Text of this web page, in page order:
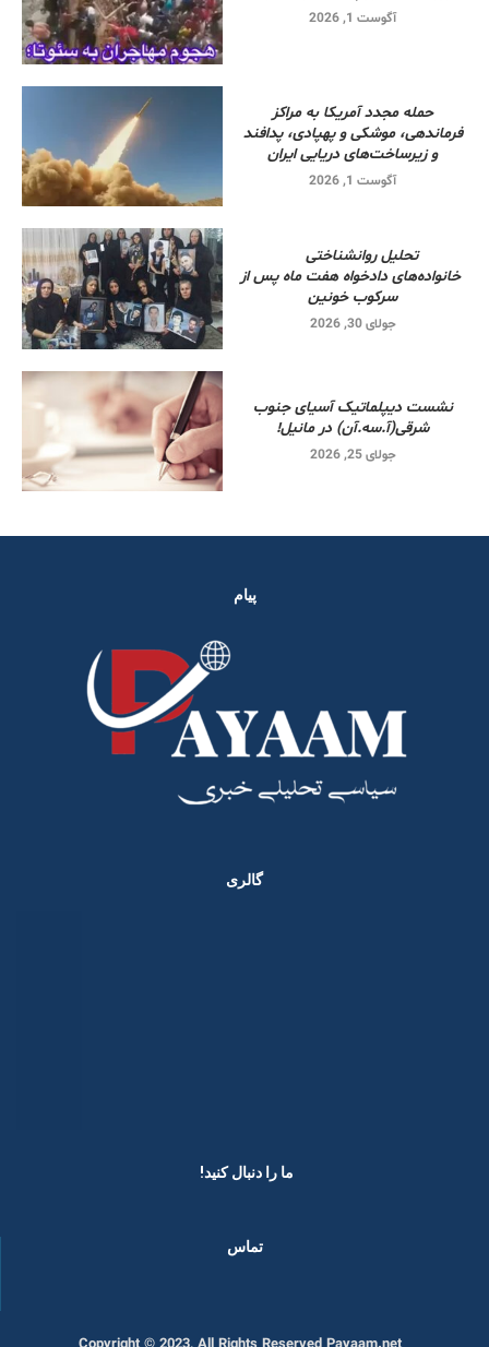
آگوست 1, 2026
حمله مجدد آمریکا به مراکز
فرماندهی، موشکی و پهپادی، پدافند
و زیرساخت‌های دریایی ایران
آگوست 1, 2026
تحلیل روانشناختی
خانواده‌های دادخواه هفت ماه پس از
سرکوب خونین
جولای 30, 2026
نشست دیپلماتیک آسیای جنوب
شرقی‌(آ.سه.آن) در مانیل!
جولای 25, 2026
پیام
گالری
ما را دنبال کنید! ​
تماس